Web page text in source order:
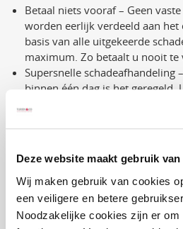
Deze website maakt gebruik
Wij maken gebruik van cookies
een veiligere en betere
Noodzakelijke cookies zijn er om
Betaal niets vooraf – Geen
worden eerlijk verdeeld aan het
basis van alle uitgekeerde
maximum. Zo betaalt u nooit te
Supersnelle schadeafhandeling
binnen één dag is het geregeld.
€0 eigen risico én geen
Nieuw voor oud – Wordt uw
beschadigd? Laka vervangt
exemplaar, zonder extra kosten
100% flexibiliteit – Pauzeren of